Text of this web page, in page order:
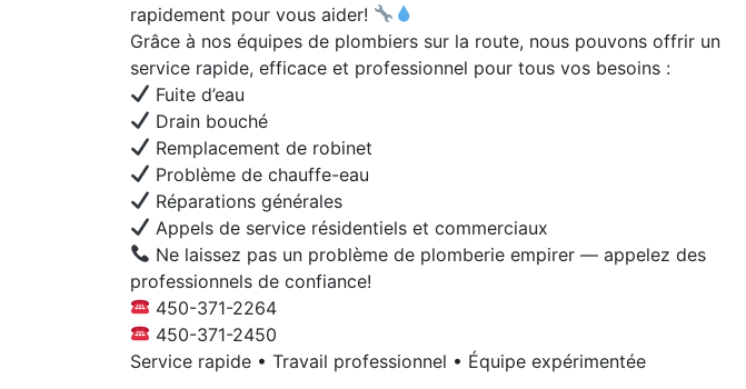
rapidement pour vous aider!
Grâce à nos équipes de plombiers sur la route, nous pouvons offrir un
service rapide, efficace et professionnel pour tous vos besoins :
Fuite d’eau
Drain bouché
Remplacement de robinet
Problème de chauffe-eau
Réparations générales
Appels de service résidentiels et commerciaux
Ne laissez pas un problème de plomberie empirer — appelez des
professionnels de confiance!
450-371-2264
450-371-2450
Service rapide • Travail professionnel • Équipe expérimentée